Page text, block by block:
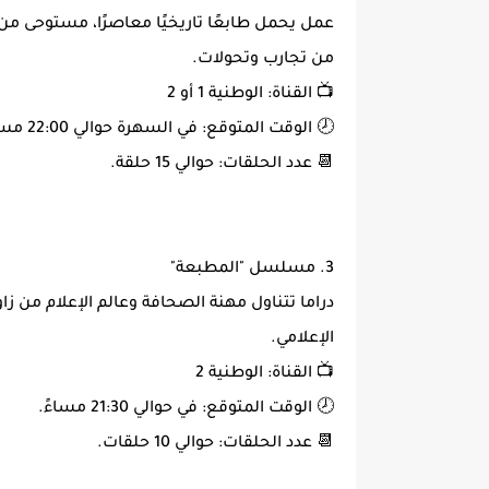
عمل يحمل طابعًا تاريخيًا معاصرًا، مستوحى
من تجارب وتحولات.
📺 القناة: الوطنية 1 أو 2
🕗 الوقت المتوقع: في السهرة حوالي 22:00 مساءً.
📆 عدد الحلقات: حوالي 15 حلقة.
3. مسلسل "المطبعة"
دراما تتناول مهنة الصحافة وعالم الإعلام من
الإعلامي.
📺 القناة: الوطنية 2
🕗 الوقت المتوقع: في حوالي 21:30 مساءً.
📆 عدد الحلقات: حوالي 10 حلقات.